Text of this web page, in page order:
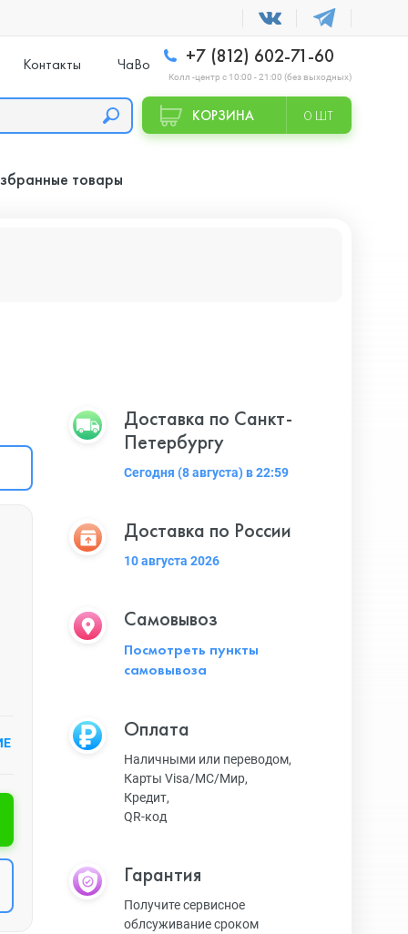
Контакты ЧаВо +7 (812) 602-71-60
Колл -центр с 10:00 - 21:00 (без выходных)
КОРЗИНА 0 ШТ
товары
Доставка по Санкт-
Петербургу
Сегодня (8 августа) в 22:59
Доставка по России
10 августа 2026
Самовывоз
Посмотреть пункты
самовывоза
Оплата
Наличными или переводом,
Карты Visa/MC/Мир,
Кредит,
QR-код
Гарантия
Получите сервисное
облсуживание сроком